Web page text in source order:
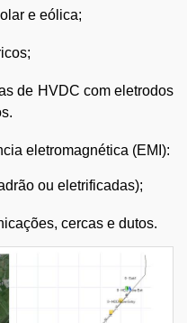
e eólica;
de HVDC com eletrodos
eletromagnética (EMI):
ou eletrificadas);
cercas e dutos.